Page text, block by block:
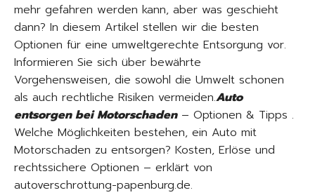
mehr gefahren werden kann, aber was geschieht
dann? In diesem Artikel stellen wir die besten
Optionen für eine umweltgerechte Entsorgung vor.
Informieren Sie sich über bewährte
Vorgehensweisen, die sowohl die Umwelt schonen
als auch rechtliche Risiken vermeiden.Auto
entsorgen bei Motorschaden– Optionen & Tipps .
Welche Möglichkeiten bestehen, ein Auto mit
Motorschaden zu entsorgen? Kosten, Erlöse und
rechtssichere Optionen – erklärt von
autoverschrottung-papenburg.de.